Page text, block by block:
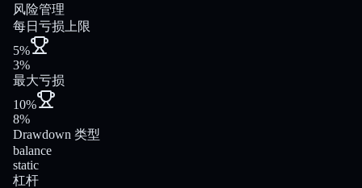
风险管理
每日亏损上限
5%
3%
最大亏损
10%
8%
Drawdown 类型
balance
static
杠杆